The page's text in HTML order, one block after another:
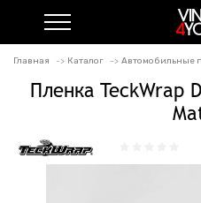
Главная Каталог Автомобильные
Пленка TeckWrap